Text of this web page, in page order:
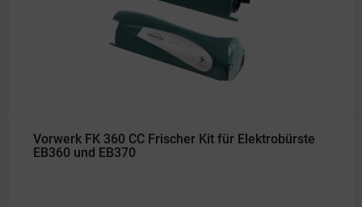
Vorwerk FK 360 CC Frischer Kit für Elektrobürste
EB360 und EB370